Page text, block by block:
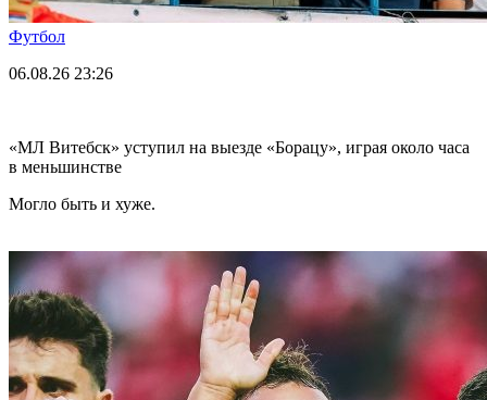
Футбол
06.08.26 23:26
«МЛ Витебск» уступил на выезде «Борацу», играя около часа
в меньшинстве
Могло быть и хуже.